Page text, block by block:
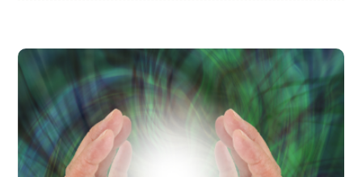
CONFERENCE
Conférence par :
Sébastien GATHELIER
« Thérapeute Paranormal »